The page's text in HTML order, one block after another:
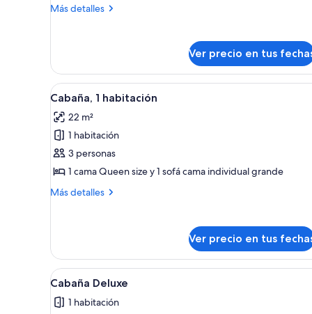
Más detalles
Más
cama
Queen
size
Ver precio en tus
Ver
todas
las
fotos
de
Cabaña,
1
Un dormitorio moderno con
6
Cabaña, 1 habitación
22 m²
1 habitación
3 personas
1 cama Queen size y 1 sofá cama individual grande
Más detalles
Más
habitación
Ver precio en tus
Ver
todas
las
Habitación de hotel
5
Cabaña Deluxe
1 habitación